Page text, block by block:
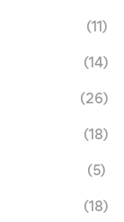
(11)
(14)
(26)
(18)
(5)
(18)